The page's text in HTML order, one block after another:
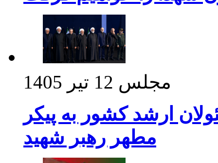
مجلس 12 تیر 1405
ارشد کشور به پیکر
مطهر رهبر شهید